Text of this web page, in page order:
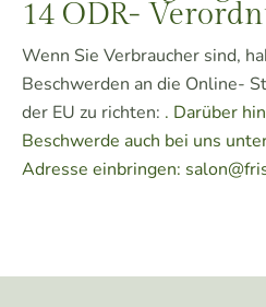
14 ODR-
Wenn Sie Verbraucher sind,
Beschwerden an die Online-
der EU zu richten: . Darüber
Beschwerde auch bei uns
Adresse einbringen: